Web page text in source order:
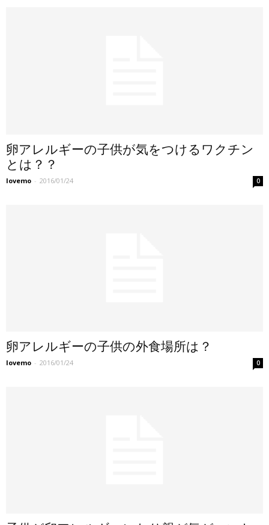
卵アレルギーの子供が気をつけるワクチン
とは？？
lovemo - 2016/01/24 0
卵アレルギーの子供の外食場所は？
lovemo - 2016/01/24 0